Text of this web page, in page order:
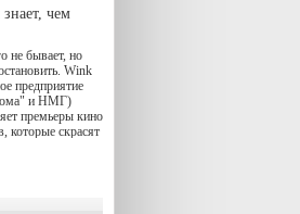
чем
не бывает, но
Wink
предприятие
и НМГ)
премьеры кино
которые скрасят